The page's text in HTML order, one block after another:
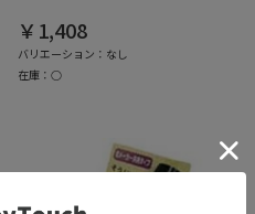
￥1,408
バリエーション：なし
在庫：○